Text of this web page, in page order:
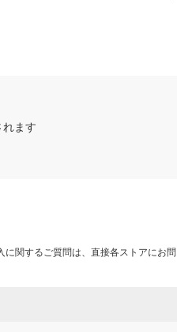
ます
関するご質問は、直接各ストアにお問